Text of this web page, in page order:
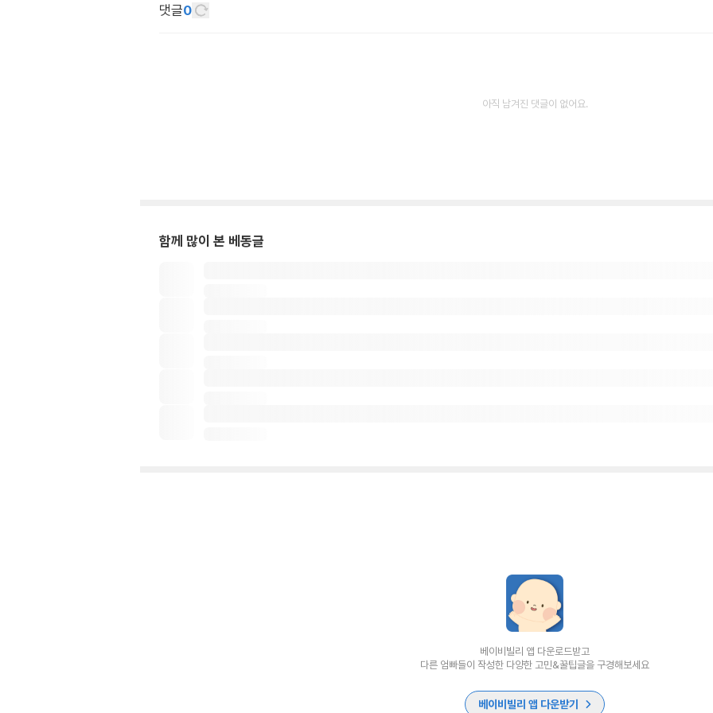
댓글0
아직 남겨진 댓글이 없어요.
함께 많이 본 베동글
베이비빌리 앱 다운로드받고
다른 엄빠들이 작성한 다양한 고민&꿀팁글을 구경해보세요
베이비빌리 앱 다운받기